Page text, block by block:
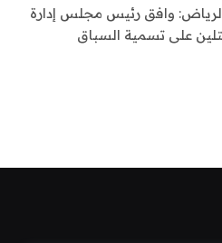
، 2022-11-14 00:09 الرياض: وافق رئيس مجلس إدارة
على تسمية السباق